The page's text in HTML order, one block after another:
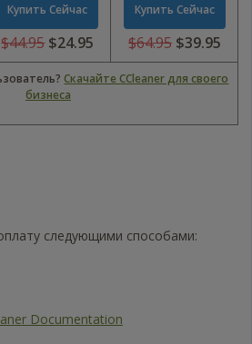
Купить Cейчас
$44.95 $24.95
USD
44.95
USD
Купить Cейчас
$64.95 $39.95
USD
64.95
Скачайте CCleaner для своего
бизнеса
следующими способами:
Documentation